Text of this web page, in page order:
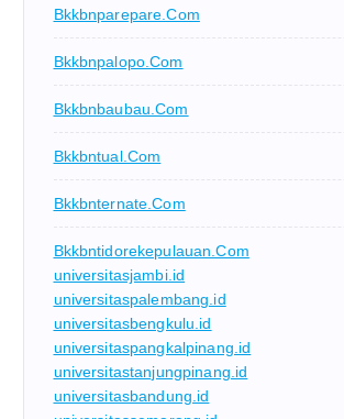
Bkkbnparepare.com
Bkkbnpalopo.com
Bkkbnbaubau.com
Bkkbntual.com
Bkkbnternate.com
Bkkbntidorekepulauan.com
universitasjambi.id
universitaspalembang.id
universitasbengkulu.id
universitaspangkalpinang.id
universitastanjungpinang.id
universitasbandung.id